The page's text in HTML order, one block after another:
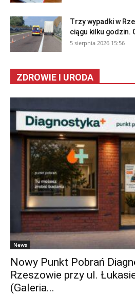
Trzy wypadki w
ciągu kilku godzin.
5 sierpnia 2026 15:56
ZDROWIE I URODA
News
Nowy Punkt Pobrań
Rzeszowie przy ul.
(Galeria...